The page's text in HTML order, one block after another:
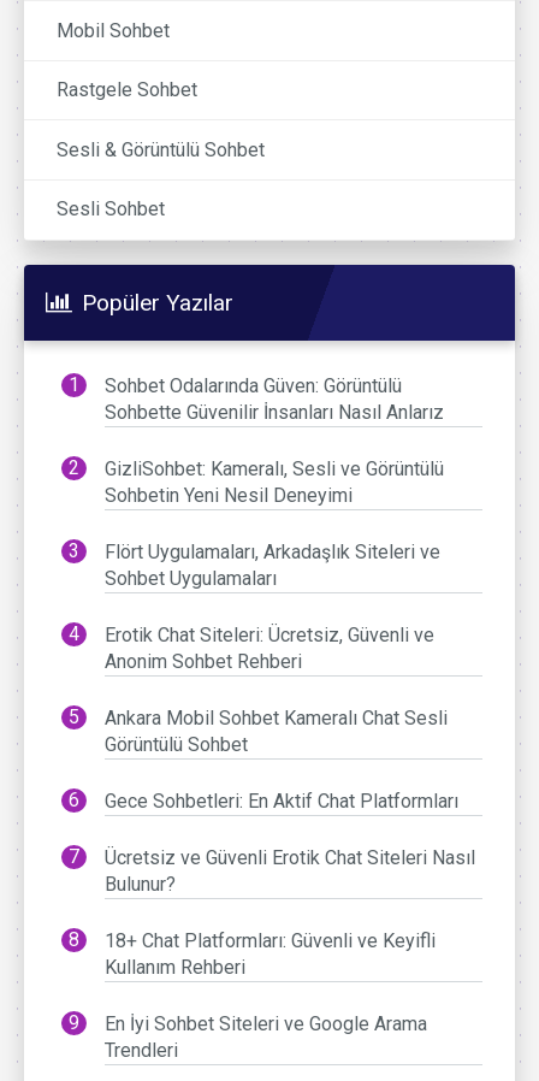
Mobil Sohbet
Rastgele Sohbet
Sesli & Görüntülü Sohbet
Sesli Sohbet
Popüler Yazılar
Sohbet Odalarında Güven: Görüntülü
Sohbette Güvenilir İnsanları Nasıl Anlarız
GizliSohbet: Kameralı, Sesli ve Görüntülü
Sohbetin Yeni Nesil Deneyimi
Flört Uygulamaları, Arkadaşlık Siteleri ve
Sohbet Uygulamaları
Erotik Chat Siteleri: Ücretsiz, Güvenli ve
Anonim Sohbet Rehberi
Ankara Mobil Sohbet Kameralı Chat Sesli
Görüntülü Sohbet
Gece Sohbetleri: En Aktif Chat Platformları
Ücretsiz ve Güvenli Erotik Chat Siteleri Nasıl
Bulunur?
18+ Chat Platformları: Güvenli ve Keyifli
Kullanım Rehberi
En İyi Sohbet Siteleri ve Google Arama
Trendleri